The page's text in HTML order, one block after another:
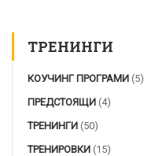
ТРЕНИНГИ
КОУЧИНГ ПРОГРАМИ (5)
ПРЕДСТОЯЩИ (4)
ТРЕНИНГИ (50)
ТРЕНИРОВКИ (15)